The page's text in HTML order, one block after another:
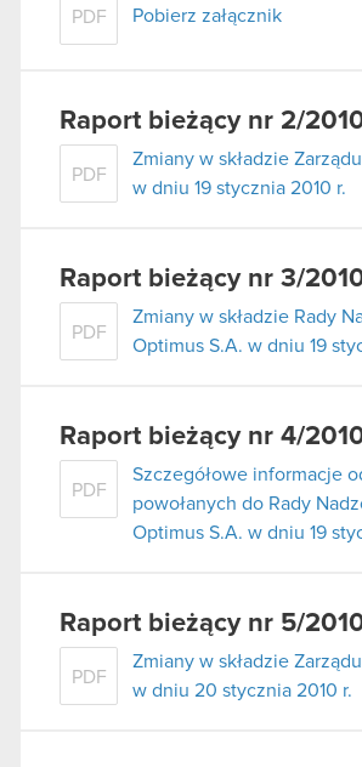
PDF Pobierz załącznik
Raport bieżący nr 2/
PDF
Zmiany w składzie
w dniu 19 stycznia 2010 r.
Raport bieżący nr 3/
PDF
Zmiany w składzie Rady
Optimus S.A. w dniu 19
Raport bieżący nr 4/
PDF
Szczegółowe informacje
powołanych do Rady
Optimus S.A. w dniu 19
Raport bieżący nr 5/
PDF
Zmiany w składzie
w dniu 20 stycznia 2010 r.